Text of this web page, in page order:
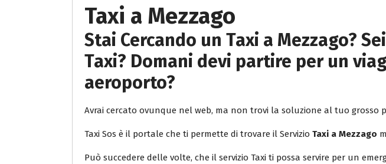
Taxi a Mezzago
Stai Cercando un Taxi a Mezzago?
Taxi? Domani devi partire per un
aeroporto?
Avrai cercato ovunque nel web, ma non trovi la soluzione al tuo grosso
Taxi Sos è il portale che ti permette di trovare il Servizio Taxi a Mezzago
Può succedere delle volte, che il servizio Taxi ti possa servire per un